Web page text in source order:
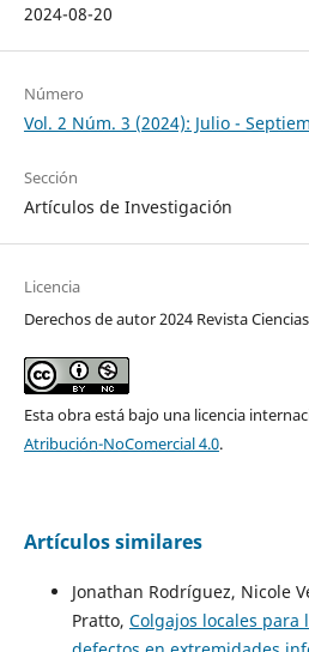
2024-08-20
Número
Vol. 2 Núm. 3 (2024): Julio -
Sección
Artículos de Investigación
Licencia
Derechos de autor 2024 Revista
Esta obra está bajo una licencia
Atribución-NoComercial 4.0.
Artículos similares
Jonathan Rodríguez, Nicole
Pratto, Colgajos locales